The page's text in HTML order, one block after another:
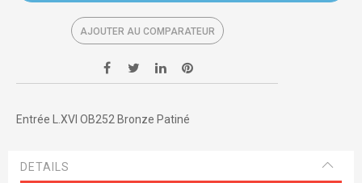
AJOUTER AU COMPARATEUR
Entrée L.XVI OB252 Bronze Patiné
DETAILS